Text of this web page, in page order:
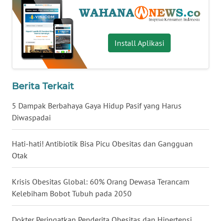
Install Aplikasi
Berita Terkait
5 Dampak Berbahaya Gaya Hidup Pasif yang Harus
Diwaspadai
Hati-hati! Antibiotik Bisa Picu Obesitas dan Gangguan
Otak
Krisis Obesitas Global: 60% Orang Dewasa Terancam
Kelebiham Bobot Tubuh pada 2050
WN
BABEL
WN
SUMBAR
WN
WN
LAMPUNG
WN
JATENG